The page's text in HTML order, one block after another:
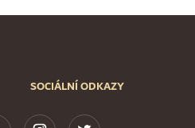
SOCIÁLNÍ ODKAZY